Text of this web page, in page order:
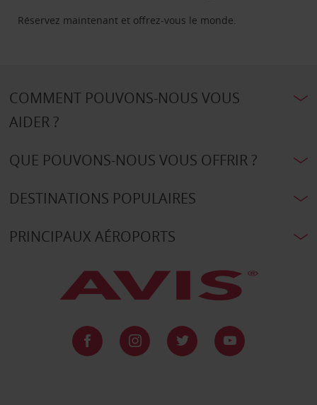
Réservez maintenant et offrez-vous le monde.
COMMENT POUVONS-NOUS VOUS
AIDER ?
QUE POUVONS-NOUS VOUS OFFRIR ?
DESTINATIONS POPULAIRES
PRINCIPAUX AÉROPORTS